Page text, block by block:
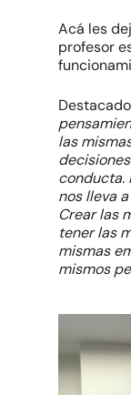
Acá les
profesor
las
conducta.
nos lleva
Crear las
tener las
mismas
mismos